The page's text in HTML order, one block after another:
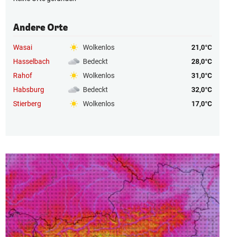
Andere Orte
Wasai Wolkenlos
21,0°C
Hasselbach
Bedeckt
28,0°C
Rahof
Wolkenlos
31,0°C
Habsburg
Bedeckt
32,0°C
Stierberg
Wolkenlos 17,0°C